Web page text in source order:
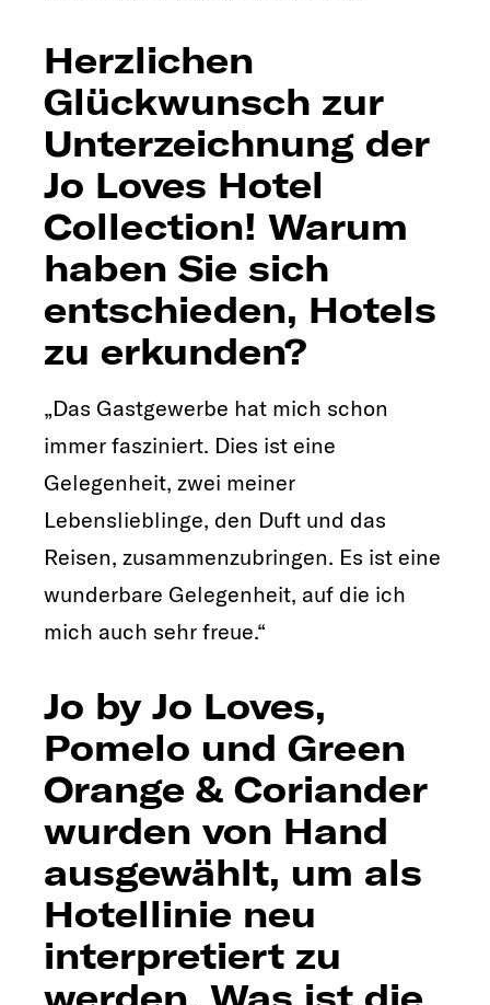
Herzlichen
Glückwunsch zur
Unterzeichnung der
Jo Loves Hotel
Collection! Warum
haben Sie sich
entschieden, Hotels
zu erkunden?
„Das Gastgewerbe hat mich schon
immer fasziniert. Dies ist eine
Gelegenheit, zwei meiner
Lebenslieblinge, den Duft und das
Reisen, zusammenzubringen. Es ist eine
wunderbare Gelegenheit, auf die ich
mich auch sehr freue.“
Jo by Jo Loves,
Pomelo und Green
Orange & Coriander
wurden von Hand
ausgewählt, um als
Hotellinie neu
interpretiert zu